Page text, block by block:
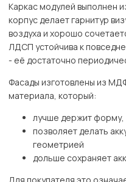
Каркас модулей выполнен
корпус делает гарнитур
воздуха и хорошо
ЛДСП устойчива к
- её достаточно
Фасады изготовлены из
материала, который:
лучше держит
позволяет делать
геометрией
дольше сохраняет